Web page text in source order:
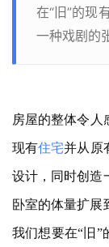
在“旧”的现
一种戏剧的
房屋的整体令
现有住宅并从原
设计，同时创造
卧室的体量扩展
我们想要在“旧”